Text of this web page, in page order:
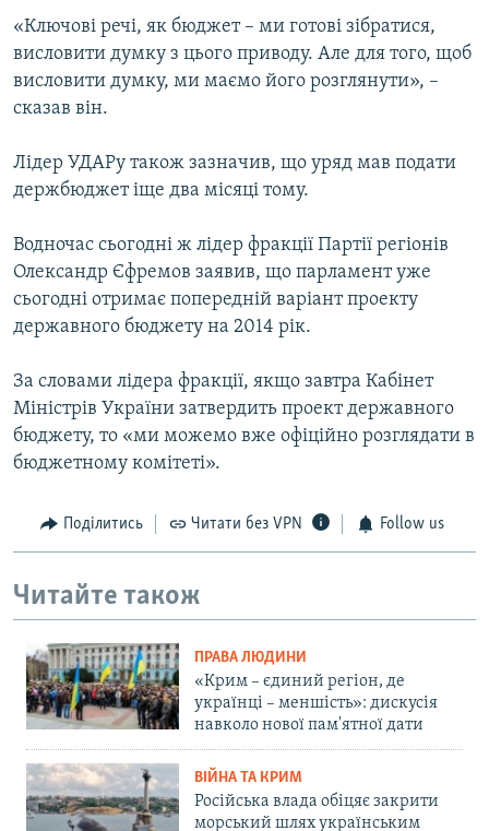
«Ключові речі, як бюджет – ми готові зібратися,
висловити думку з цього приводу. Але для того, щоб
висловити думку, ми маємо його розглянути», –
сказав він.
Лідер УДАРу також зазначив, що уряд мав подати
держбюджет іще два місяці тому.
Водночас сьогодні ж лідер фракції Партії регіонів
Олександр Єфремов заявив, що парламент уже
сьогодні отримає попередній варіант проекту
державного бюджету на 2014 рік.
За словами лідера фракції, якщо завтра Кабінет
Міністрів України затвердить проект державного
бюджету, то «ми можемо вже офіційно розглядати в
бюджетному комітеті».
Поділитись Читати без VPN Follow us
Читайте також
ПРАВА ЛЮДИНИ
«Крим – єдиний регіон, де
українці – меншість»: дискусія
навколо нової пам'ятної дати
ВІЙНА ТА КРИМ
Російська влада обіцяє закрити
морський шлях українським